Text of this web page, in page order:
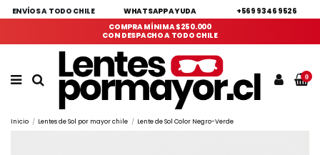
ENVÍOS A TODO CHILE WHATSAPP AYUDA
+569 9346 9526
COMPRA MÍNIMA $250.000
CON DESPACHO A TODO CHILE
0
Inicio Lentes de Sol por mayor chile Lente de Sol Color Negro-Verde